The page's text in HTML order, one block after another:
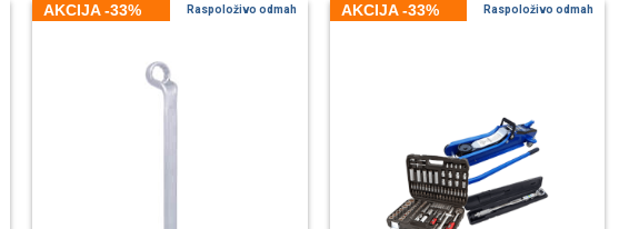
AKCIJA -33% Raspoloživo odmah AKCIJA -33% Raspoloživo odmah